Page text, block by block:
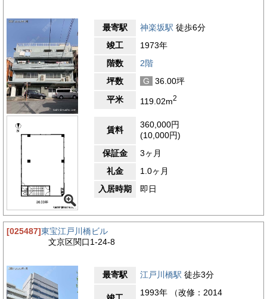
最寄駅 神楽坂駅 徒歩6分
竣工
1973年
階数
2階
坪数
G
36.00坪
平米
119.02m2
賃料
360,000円
(10,000円)
保証金
3ヶ月
礼金
1.0ヶ月
入居時期
即日
[025487]東宝江戸川橋ビル
文京区関口1-24-8
最寄駅 江戸川橋駅 徒歩3分
1993年 （改修：2014